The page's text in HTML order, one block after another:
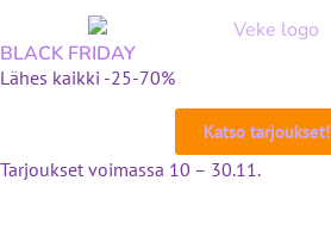
BLACK FRIDAY
Lähes kaikki -25-70%
Katso tarjoukset!
Tarjoukset voimassa 10 – 30.11.